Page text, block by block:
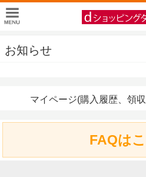
お知らせ
マイページ(購入履歴、領
FAQは